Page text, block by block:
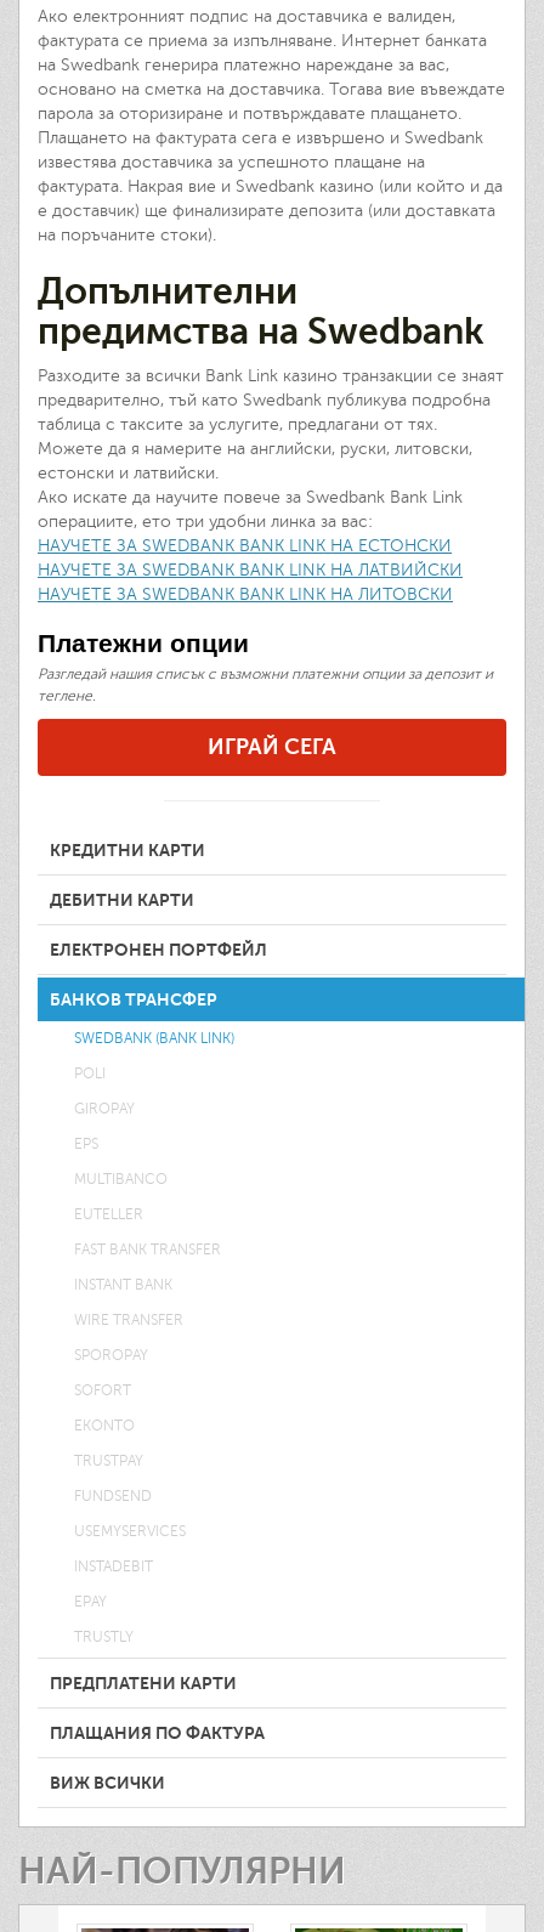
Ако електронният подпис на доставчика е валиден,
фактурата се приема за изпълняване. Интернет банката
на Swedbank генерира платежно нареждане за вас,
основано на сметка на доставчика. Тогава вие въвеждате
парола за оторизиране и потвърждавате плащането.
Плащането на фактурата сега е извършено и Swedbank
известява доставчика за успешното плащане на
фактурата. Накрая вие и Swedbank казино (или който и да
е доставчик) ще финализирате депозита (или доставката
на поръчаните стоки).
Допълнителни
предимства на Swedbank
Разходите за всички Bank Link казино транзакции се знаят
предварително, тъй като Swedbank публикува подробна
таблица с таксите за услугите, предлагани от тях.
Можете да я намерите на английски, руски, литовски,
естонски и латвийски.
Ако искате да научите повече за Swedbank Bank Link
операциите, ето три удобни линка за вас:
НАУЧЕТЕ ЗА SWEDBANK BANK LINK НА ЕСТОНСКИ
НАУЧЕТЕ ЗА SWEDBANK BANK LINK НА ЛАТВИЙСКИ
НАУЧЕТЕ ЗА SWEDBANK BANK LINK НА ЛИТОВСКИ
Платежни опции
Разгледай нашия списък с възможни платежни опции за депозит и
теглене.
ИГРАЙ СЕГА
КРЕДИТНИ КАРТИ
ДЕБИТНИ КАРТИ
ЕЛЕКТРОНЕН ПОРТФЕЙЛ
БАНКОВ ТРАНСФЕР
SWEDBANK (BANK LINK)
POLI
GIROPAY
EPS
MULTIBANCO
EUTELLER
FAST BANK TRANSFER
INSTANT BANK
WIRE TRANSFER
SPOROPAY
SOFORT
EKONTO
TRUSTPAY
FUNDSEND
USEMYSERVICES
INSTADEBIT
EPAY
TRUSTLY
ПРЕДПЛАТЕНИ КАРТИ
ПЛАЩАНИЯ ПО ФАКТУРА
ВИЖ ВСИЧКИ
НАЙ-ПОПУЛЯРНИ